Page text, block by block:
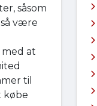
såsom
være
at
til
købe